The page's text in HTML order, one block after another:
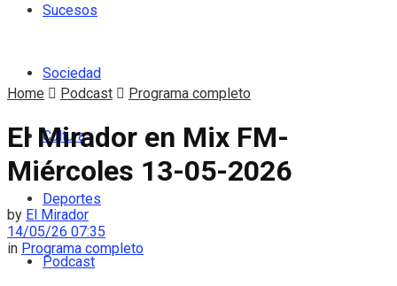
Sucesos
Sociedad
Cultura
Deportes
Podcast
Home Podcast Programa completo
El Mirador en Mix FM-
Miércoles 13-05-2026
by El Mirador
14/05/26 07:35
in Programa completo